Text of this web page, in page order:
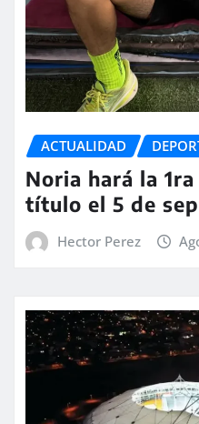
ACTUALIDAD
Noria hará la
título el 5 de
Hector Perez